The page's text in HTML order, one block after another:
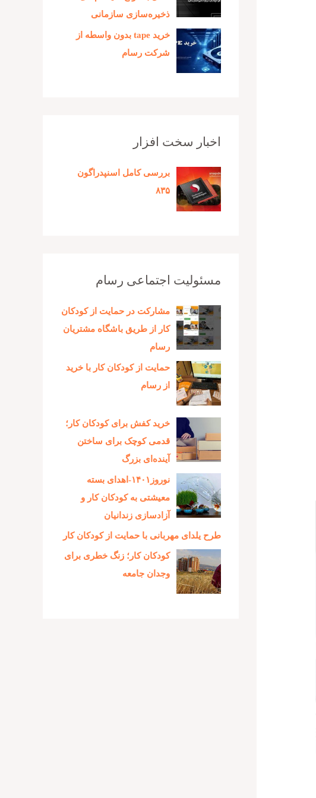
ذخیره‌سازی سازمانی
خرید tape بدون واسطه از
شرکت رسام
اخبار سخت افزار
بررسی کامل اسنپدراگون
۸۳۵
مسئولیت اجتماعی رسام
مشارکت در حمایت از کودکان
کار از طریق باشگاه مشتریان
رسام
حمایت از کودکان کار با خرید
از رسام
خرید کفش برای کودکان کار؛
قدمی کوچک برای ساختن
آینده‌ای بزرگ
نوروز۱۴۰۱-اهدای بسته
معیشتی به کودکان کار و
آزادسازی زندانیان
طرح یلدای مهربانی با حمایت از کودکان کار
کودکان کار؛ زنگ خطری برای
وجدان جامعه